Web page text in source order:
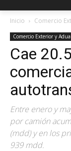
Inicio Comercio
Comercio Exterior y
Cae
Entre enero y
por camión
(mdd) y en los
939 mdd.